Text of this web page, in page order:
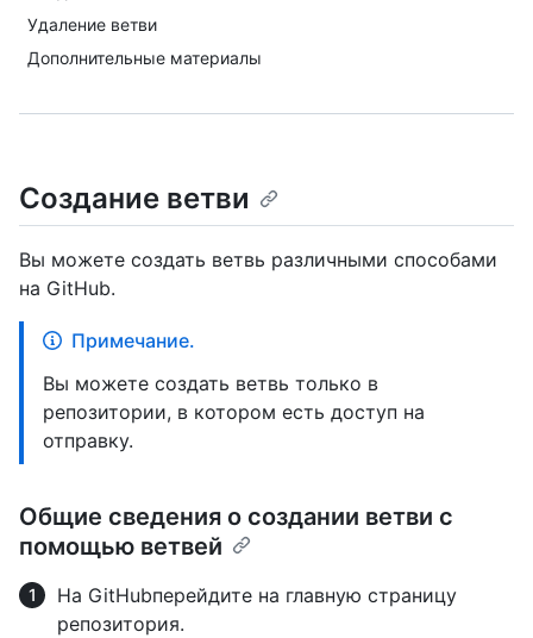
Удаление ветви
Дополнительные материалы
Создание ветви
Вы можете создать ветвь различными способами
на GitHub.
Примечание.
Вы можете создать ветвь только в
репозитории, в котором есть доступ на
отправку.
Общие сведения о создании ветви с
помощью ветвей
На GitHubперейдите на главную страницу
репозитория.